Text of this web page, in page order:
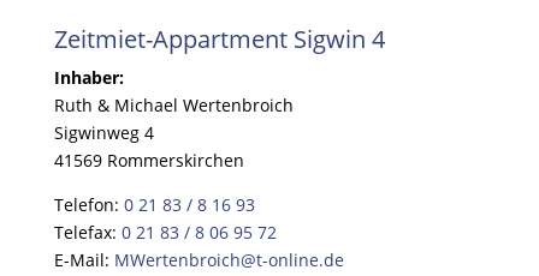
Zeitmiet-Appartment Sigwin 4
Inhaber:
Ruth & Michael Wertenbroich
Sigwinweg 4
41569 Rommerskirchen
Telefon: 0 21 83 / 8 16 93
Telefax: 0 21 83 / 8 06 95 72
E-Mail: MWertenbroich@t-online.de